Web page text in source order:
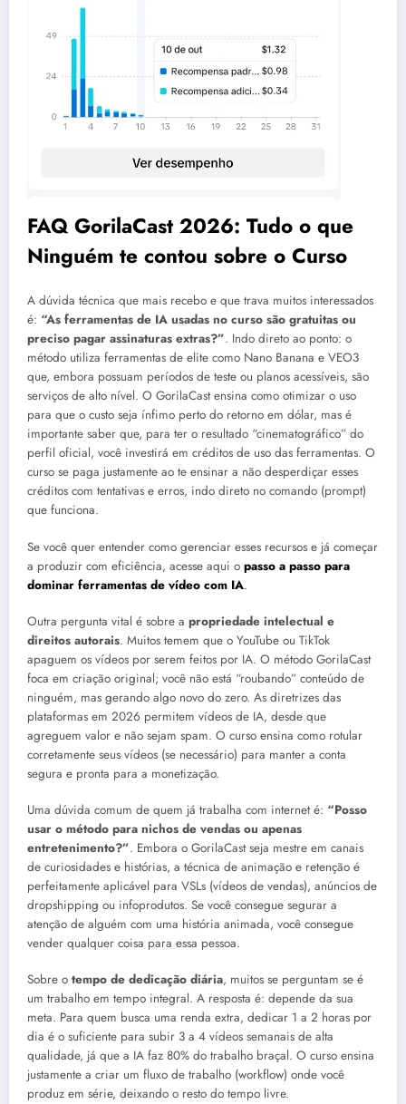
FAQ GorilaCast 2026: Tudo o que
Ninguém te contou sobre o Curso
A dúvida técnica que mais recebo e que trava muitos interessados
é: “As ferramentas de IA usadas no curso são gratuitas ou
preciso pagar assinaturas extras?”. Indo direto ao ponto: o
método utiliza ferramentas de elite como Nano Banana e VEO3
que, embora possuam períodos de teste ou planos acessíveis, são
serviços de alto nível. O GorilaCast ensina como otimizar o uso
para que o custo seja ínfimo perto do retorno em dólar, mas é
importante saber que, para ter o resultado “cinematográfico” do
perfil oficial, você investirá em créditos de uso das ferramentas. O
curso se paga justamente ao te ensinar a não desperdiçar esses
créditos com tentativas e erros, indo direto no comando (prompt)
que funciona.
Se você quer entender como gerenciar esses recursos e já começar
a produzir com eficiência, acesse aqui o passo a passo para
dominar ferramentas de vídeo com IA.
Outra pergunta vital é sobre a propriedade intelectual e
direitos autorais. Muitos temem que o YouTube ou TikTok
apaguem os vídeos por serem feitos por IA. O método GorilaCast
foca em criação original; você não está “roubando” conteúdo de
ninguém, mas gerando algo novo do zero. As diretrizes das
plataformas em 2026 permitem vídeos de IA, desde que
agreguem valor e não sejam spam. O curso ensina como rotular
corretamente seus vídeos (se necessário) para manter a conta
segura e pronta para a monetização.
Uma dúvida comum de quem já trabalha com internet é: “Posso
usar o método para nichos de vendas ou apenas
entretenimento?”. Embora o GorilaCast seja mestre em canais
de curiosidades e histórias, a técnica de animação e retenção é
perfeitamente aplicável para VSLs (vídeos de vendas), anúncios de
dropshipping ou infoprodutos. Se você consegue segurar a
atenção de alguém com uma história animada, você consegue
vender qualquer coisa para essa pessoa.
Sobre o tempo de dedicação diária, muitos se perguntam se é
um trabalho em tempo integral. A resposta é: depende da sua
meta. Para quem busca uma renda extra, dedicar 1 a 2 horas por
dia é o suficiente para subir 3 a 4 vídeos semanais de alta
qualidade, já que a IA faz 80% do trabalho braçal. O curso ensina
justamente a criar um fluxo de trabalho (workflow) onde você
produz em série, deixando o resto do tempo livre.